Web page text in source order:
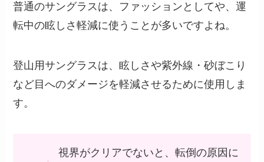
普通のサングラスは、ファッションとしてや、運
転中の眩しさ軽減に使うことが多いですよね。
登山用サングラスは、眩しさや紫外線・砂ぼこり
など目へのダメージを軽減させるために使用しま
す。
視界がクリアでないと、転倒の原因に